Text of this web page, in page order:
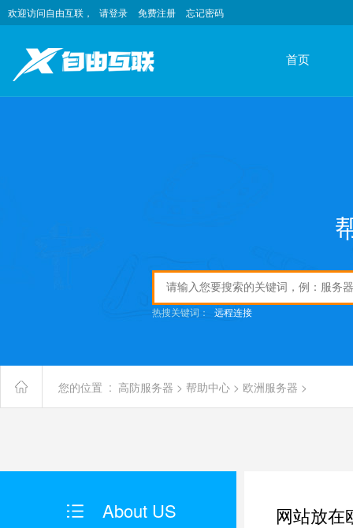
欢迎访问自由互联， 请登录 免费注册 忘记密码
首页
热搜关键词： 远程连接
您的位置 : 高防服务器 > 帮助中心 > 欧洲服务器 >
About US 网站放在